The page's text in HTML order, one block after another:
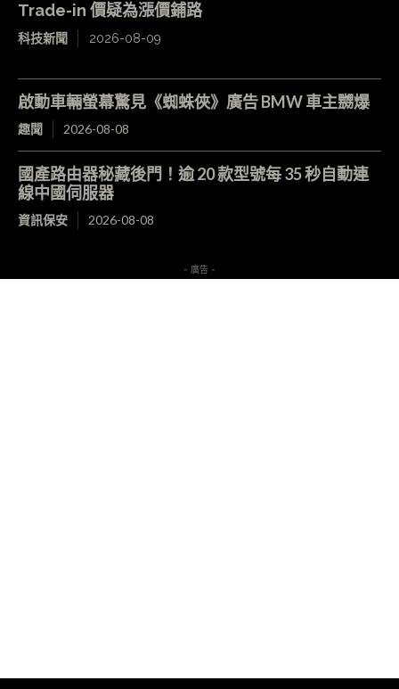
Trade-in 價疑為漲價鋪路
科技新聞 2026-08-09
啟動車輛螢幕驚見《蜘蛛俠》廣告 BMW 車主嬲爆
趣聞 2026-08-08
國產路由器秘藏後門！逾 20 款型號每 35 秒自動連
線中國伺服器
資訊保安 2026-08-08
- 廣告 -